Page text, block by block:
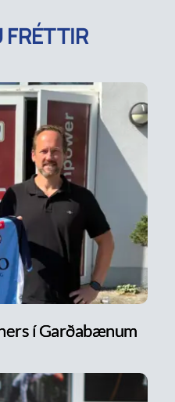
FRÉTTIR
í Garðabænum